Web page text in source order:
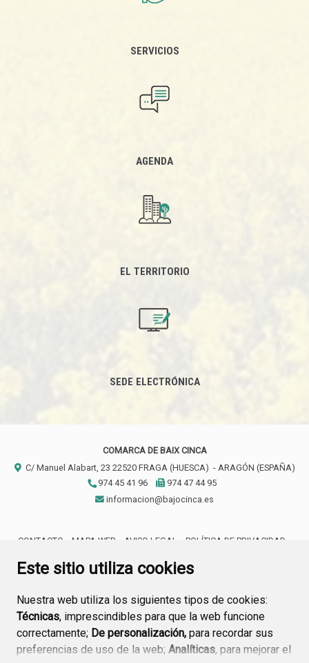
Este sitio utiliza cookies
Nuestra web utiliza los siguientes tipos de cookies:
Técnicas, imprescindibles para que la web funcione
correctamente; De personalización, para recordar sus
preferencias de uso de la web; Analíticas, para mejorar el
SERVICIOS
AGENDA
EL TERRITORIO
SEDE ELECTRÓNICA
COMARCA DE BAIX CINCA
C/ Manuel Alabart, 23 22520 FRAGA (HUESCA) - ARAGÓN (ESPAÑA)
974 45 41 96
974 47 44 95
informacion@bajocinca.es
CONTACTO MAPA WEB AVISO LEGAL
POLÍTICA DE PRIVACIDAD